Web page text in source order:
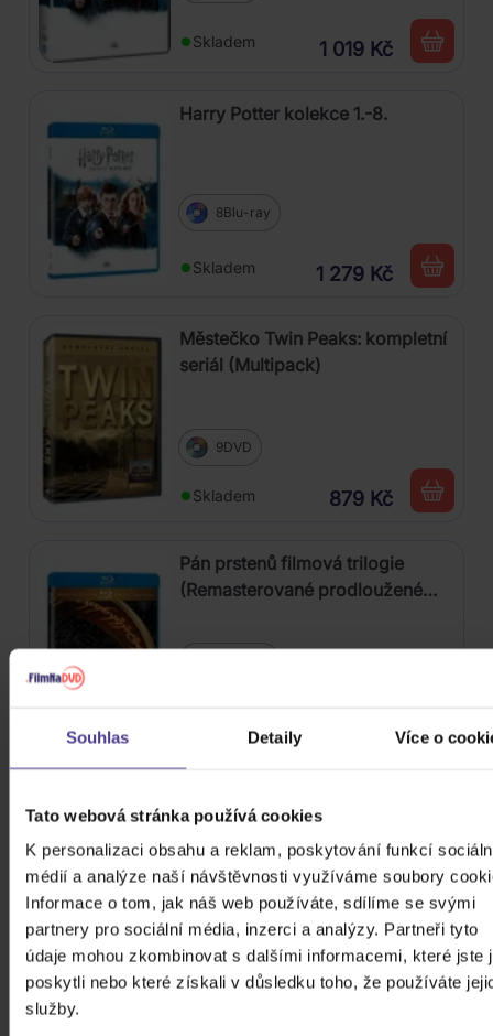
Souhlas Detaily Více o
Tato webová stránka používá cookies
K personalizaci obsahu a reklam, poskytování funkcí
médií a analýze naší návštěvnosti využíváme soubory
Informace o tom, jak náš web používáte, sdílíme se svými
partnery pro sociální média, inzerci a analýzy. Partneři tyto
údaje mohou zkombinovat s dalšími informacemi, které jste
poskytli nebo které získali v důsledku toho, že používáte
služby.
Skladem 1 019 Kč
Harry Potter kolekce 1.-8.
8Blu-ray
Skladem 1 279 Kč
Městečko Twin Peaks: kompletní
seriál (Multipack)
9DVD
Skladem 879 Kč
Pán prstenů filmová trilogie
(Remasterované prodloužené
DVD
Skladem 89 Kč